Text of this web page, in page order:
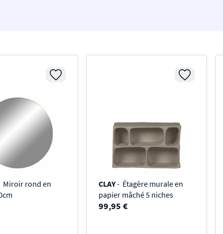
rond en
CLAY- Étagère murale en
papier mâché 5 niches
99,95 €